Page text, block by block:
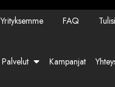
Yrityksemme FAQ
Palvelut Kampanjat